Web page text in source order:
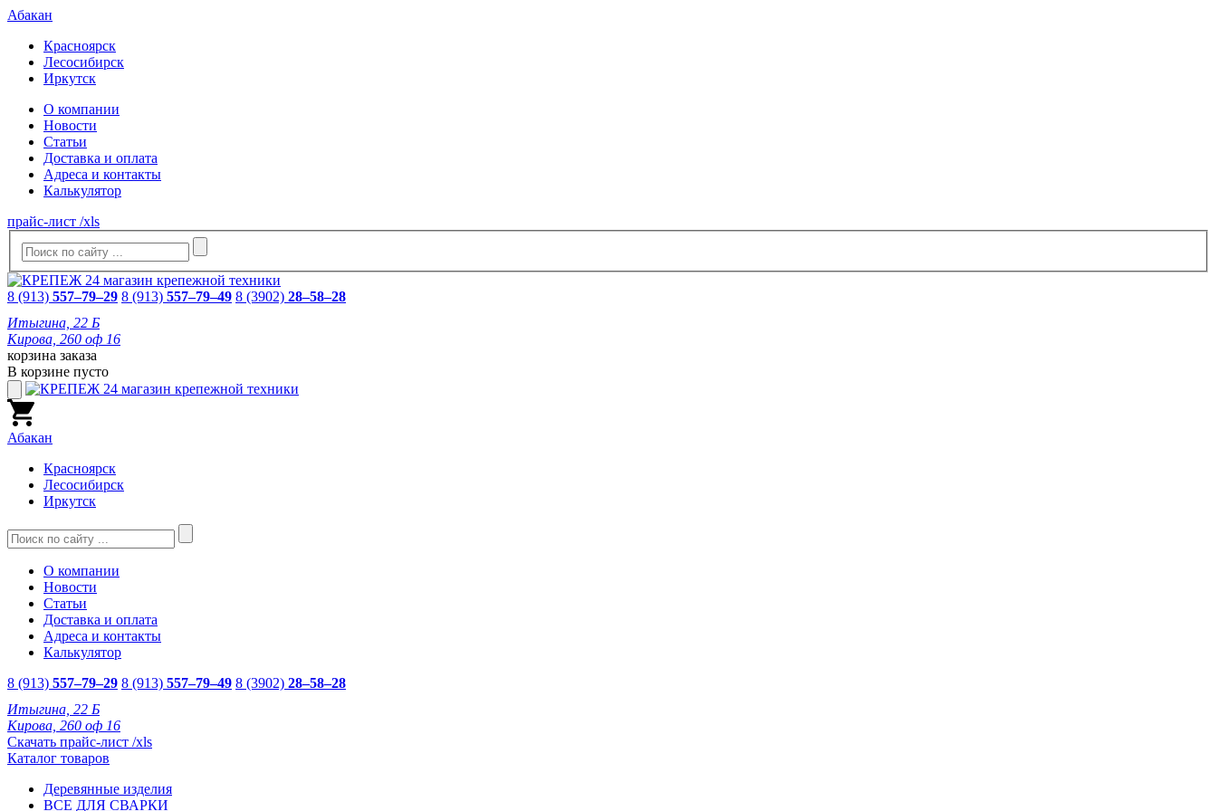
Абакан
Красноярск
Лесосибирск
Иркутск
О компании
Новости
Статьи
Доставка и оплата
Адреса и контакты
Калькулятор
прайс-лист /xls
8 (913) 557–79–29 8 (913) 557–79–49 8 (3902) 28–58–28
Итыгина, 22 Б
Кирова, 260 оф 16
корзина заказа
В корзине пусто
Абакан
Красноярск
Лесосибирск
Иркутск
О компании
Новости
Статьи
Доставка и оплата
Адреса и контакты
Калькулятор
8 (913) 557–79–29 8 (913) 557–79–49 8 (3902) 28–58–28
Итыгина, 22 Б
Кирова, 260 оф 16
Скачать прайс-лист /xls
Каталог товаров
Деревянные изделия
ВСЕ ДЛЯ СВАРКИ